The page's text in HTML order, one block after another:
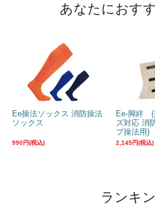
あなたにおす
Ee操法ソックス 消防操法
ソックス
990円(税込)
Ee-脚絆 (
ズ対応 消
プ操法用)
2,145円(税込)
ランキ